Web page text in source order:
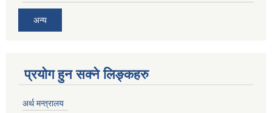
अन्य
प्रयोग हुन सक्ने लिङ्कहरु
अर्थ मन्त्रालय